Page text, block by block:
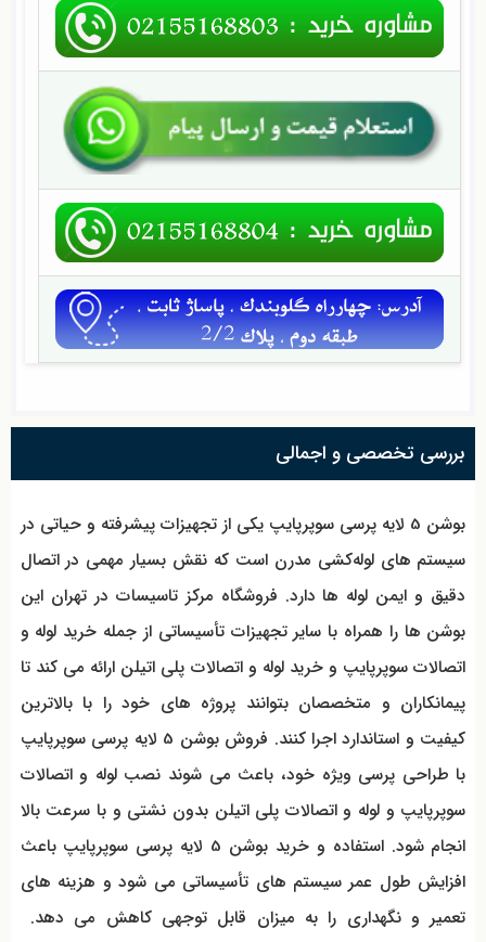
بررسی تخصصی و اجمالی
بوشن 5 لایه پرسی سوپرپایپ یکی از تجهیزات پیشرفته و حیاتی در
سیستم‌ های لوله‌کشی مدرن است که نقش بسیار مهمی در اتصال
دقیق و ایمن لوله‌ ها دارد. فروشگاه مرکز تاسیسات در تهران این
بوشن‌ ها را همراه با سایر تجهیزات تأسیساتی از جمله خرید لوله و
اتصالات سوپرپایپ و خرید لوله و اتصالات پلی اتیلن ارائه می کند تا
پیمانکاران و متخصصان بتوانند پروژه‌ های خود را با بالاترین
کیفیت و استاندارد اجرا کنند. فروش بوشن 5 لایه پرسی سوپرپایپ
با طراحی پرسی ویژه خود، باعث می شوند نصب لوله و اتصالات
سوپرپایپ و لوله و اتصالات پلی اتیلن بدون نشتی و با سرعت بالا
انجام شود. استفاده و خرید بوشن 5 لایه پرسی سوپرپایپ باعث
افزایش طول عمر سیستم‌ های تأسیساتی می شود و هزینه‌ های
تعمیر و نگهداری را به میزان قابل توجهی کاهش می دهد.